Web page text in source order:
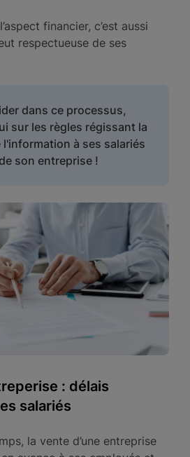
financier, c’est aussi
respectueuse de ses
dans ce processus,
sur les règles régissant la
à ses salariés
son entreprise !
: délais
salariés
la vente d’une entreprise